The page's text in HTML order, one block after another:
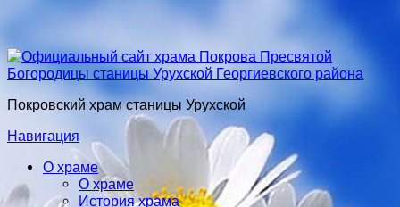
Покровский храм станицы Урухской
Навигация
О храме
О храме
История храма